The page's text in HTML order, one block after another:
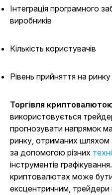
Інтеграція програмного
виробників
Кількість користувачів
Рівень прийняття на ринку
Торгівля
використовується
прогнозувати напрямок
ринку, отриманих шляхом
за допомогою різних
інструментів
криптовалютах може
ексцентричним,